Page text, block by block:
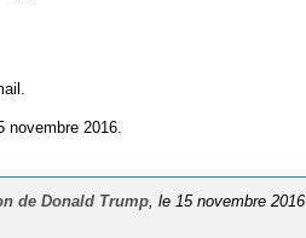
2016.
de Donald Trump, le 15 novembre 2016